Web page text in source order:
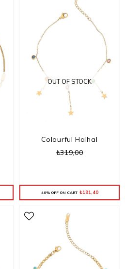
OUT OF STOCK
Colourful Halhal
₺319,00
40% OFF ON CART ₺191,40